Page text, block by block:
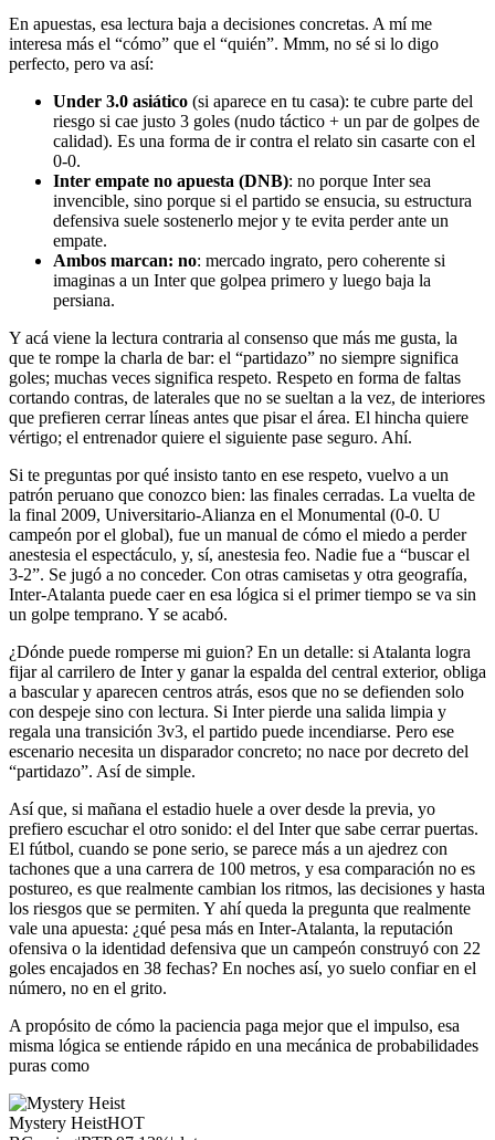
En apuestas, esa lectura baja a decisiones concretas. A mí me
interesa más el “cómo” que el “quién”. Mmm, no sé si lo digo
perfecto, pero va así:
Under 3.0 asiático (si aparece en tu casa): te cubre parte del
riesgo si cae justo 3 goles (nudo táctico + un par de golpes de
calidad). Es una forma de ir contra el relato sin casarte con el
0-0.
Inter empate no apuesta (DNB): no porque Inter sea
invencible, sino porque si el partido se ensucia, su estructura
defensiva suele sostenerlo mejor y te evita perder ante un
empate.
Ambos marcan: no: mercado ingrato, pero coherente si
imaginas a un Inter que golpea primero y luego baja la
persiana.
Y acá viene la lectura contraria al consenso que más me gusta, la
que te rompe la charla de bar: el “partidazo” no siempre significa
goles; muchas veces significa respeto. Respeto en forma de faltas
cortando contras, de laterales que no se sueltan a la vez, de interiores
que prefieren cerrar líneas antes que pisar el área. El hincha quiere
vértigo; el entrenador quiere el siguiente pase seguro. Ahí.
Si te preguntas por qué insisto tanto en ese respeto, vuelvo a un
patrón peruano que conozco bien: las finales cerradas. La vuelta de
la final 2009, Universitario-Alianza en el Monumental (0-0. U
campeón por el global), fue un manual de cómo el miedo a perder
anestesia el espectáculo, y, sí, anestesia feo. Nadie fue a “buscar el
3-2”. Se jugó a no conceder. Con otras camisetas y otra geografía,
Inter-Atalanta puede caer en esa lógica si el primer tiempo se va sin
un golpe temprano. Y se acabó.
¿Dónde puede romperse mi guion? En un detalle: si Atalanta logra
fijar al carrilero de Inter y ganar la espalda del central exterior, obliga
a bascular y aparecen centros atrás, esos que no se defienden solo
con despeje sino con lectura. Si Inter pierde una salida limpia y
regala una transición 3v3, el partido puede incendiarse. Pero ese
escenario necesita un disparador concreto; no nace por decreto del
“partidazo”. Así de simple.
Así que, si mañana el estadio huele a over desde la previa, yo
prefiero escuchar el otro sonido: el del Inter que sabe cerrar puertas.
El fútbol, cuando se pone serio, se parece más a un ajedrez con
tachones que a una carrera de 100 metros, y esa comparación no es
postureo, es que realmente cambian los ritmos, las decisiones y hasta
los riesgos que se permiten. Y ahí queda la pregunta que realmente
vale una apuesta: ¿qué pesa más en Inter-Atalanta, la reputación
ofensiva o la identidad defensiva que un campeón construyó con 22
goles encajados en 38 fechas? En noches así, yo suelo confiar en el
número, no en el grito.
A propósito de cómo la paciencia paga mejor que el impulso, esa
misma lógica se entiende rápido en una mecánica de probabilidades
puras como
Mystery HeistHOT